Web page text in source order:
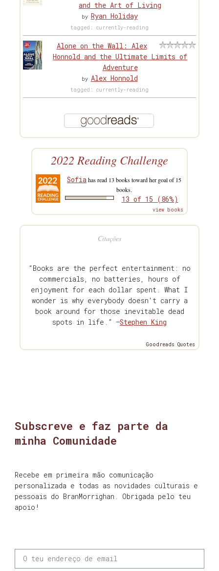
and the Art of Living
by Ryan Holiday
tagged: currently-reading
Alone on the Wall: Alex
Honnold and the Ultimate Limits of
Adventure
by Alex Honnold
tagged: currently-reading
2022 Reading Challenge
Sofiahas read 13 books toward her goal of 15
books.
13 of 15 (86%)
view books
Citações
“Books are the perfect entertainment: no
commercials, no batteries, hours of
enjoyment for each dollar spent. What I
wonder is why everybody doesn't carry a
book around for those inevitable dead
spots in life.” —Stephen King
Goodreads Quotes
Subscreve e faz parte da
minha Comunidade
Recebe em primeira mão comunicação
personalizada e todas as novidades culturais e
pessoais do BranMorrighan. Obrigada pelo teu
apoio!